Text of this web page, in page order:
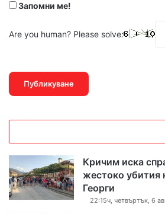
Запомни ме!
Are you human? Please solve:
Кричим иска
жестоко
Георги
22:15ч, четвъртък, 6